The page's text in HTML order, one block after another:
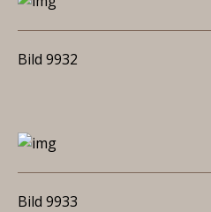
Bild 9932
Bild 9933